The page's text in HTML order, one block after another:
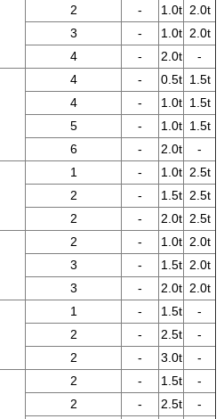
2 - 1.0t 2.0t
3 - 1.0t 2.0t
4 - 2.0t -
4 - 0.5t 1.5t
4 - 1.0t 1.5t
5 - 1.0t 1.5t
6 - 2.0t -
1 - 1.0t 2.5t
2 - 1.5t 2.5t
2 - 2.0t 2.5t
2 - 1.0t 2.0t
3 - 1.5t 2.0t
3 - 2.0t 2.0t
1 - 1.5t
-
2 - 2.5t
-
2 - 3.0t -
2 - 1.5t
-
2 - 2.5t
-